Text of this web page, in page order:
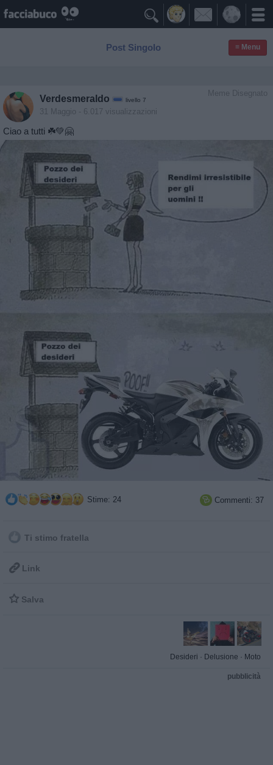

Post Singolo ≡ Menu
Meme Disegnato
Verdesmeraldo livello 7
31 Maggio - 6.017 visualizzazioni
Ciao a tutti ☘️💚🤗
Stime: 24  Commenti: 37
Ti stimo fratella
 Link
 Salva
Desideri · Delusione · Moto
pubblicità